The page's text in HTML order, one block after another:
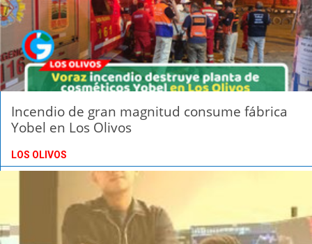
Incendio de gran magnitud consume fábrica
Yobel en Los Olivos
LOS OLIVOS